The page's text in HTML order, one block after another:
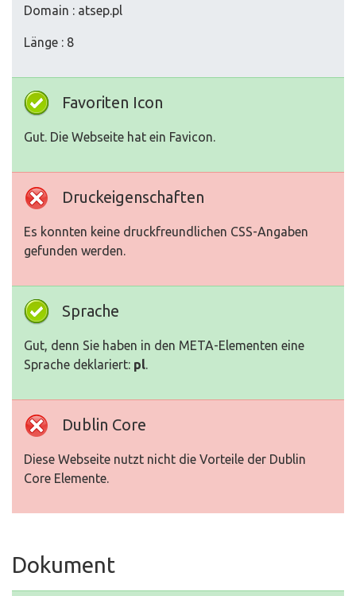
Domain : atsep.pl
Länge : 8
Favoriten Icon
Gut. Die Webseite hat ein Favicon.
Druckeigenschaften
Es konnten keine druckfreundlichen CSS-Angaben
gefunden werden.
Sprache
Gut, denn Sie haben in den META-Elementen eine
Sprache deklariert: pl.
Dublin Core
Diese Webseite nutzt nicht die Vorteile der Dublin
Core Elemente.
Dokument